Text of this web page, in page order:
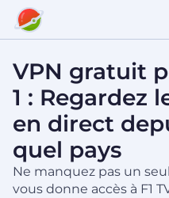
VPN gratuit
1 : Regardez
en direct
quel pays
Ne manquez pas un
vous donne accès à F1